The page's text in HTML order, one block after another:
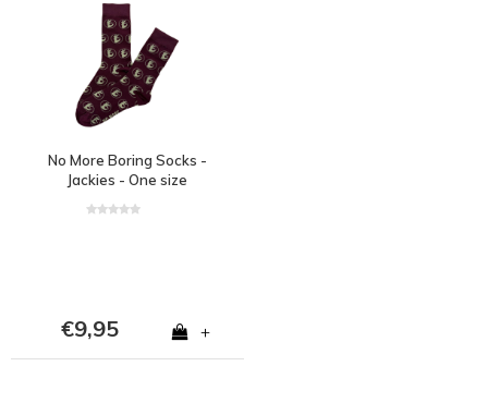
No More Boring Socks -
Jackies - One size
€9,95 +